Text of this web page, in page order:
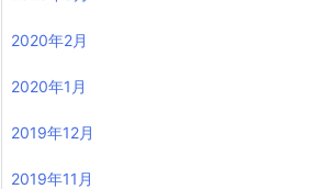
2020年2月
2020年1月
2019年12月
2019年11月